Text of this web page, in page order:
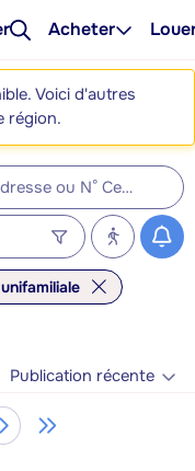
Acheter
Voici d'autres
région.
Publication récente